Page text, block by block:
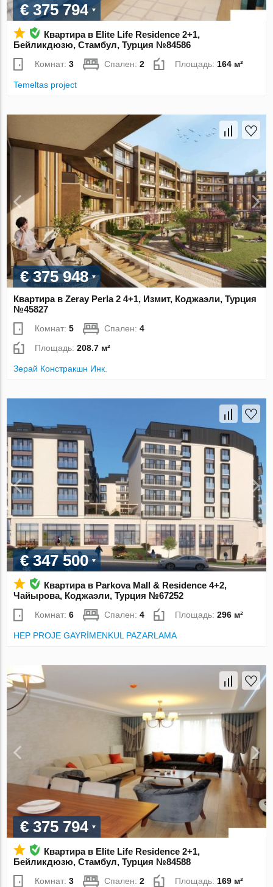
€ 375 794
Квартира в Elite Life Residence 2+1,
Бейликдюзю, Стамбул, Турция №84586
Комнат:3 Спален:2 Площадь:164 м²
Temeltas project
€ 375 948
Квартира в Zeray Perla 2 4+1, Измит, Коджаэли, Турция
№45827
Комнат:5 Спален:4
Площадь:208.7 м²
Зерай Констракшн Инк.
€ 347 500
Квартира в Parkova Mall & Residence 4+2,
Чайырова, Коджаэли, Турция №67252
Комнат:6 Спален:4 Площадь:296 м²
HEP PROJE GAYRİMENKUL PAZARLAMA
€ 375 794
Квартира в Elite Life Residence 2+1,
Бейликдюзю, Стамбул, Турция №84588
Комнат:3 Спален:2 Площадь:169 м²